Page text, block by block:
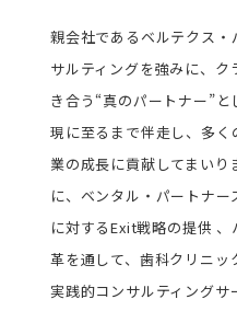
親会社であるベルテクス
サルティングを強みに、
き合う“真のパートナー”
現に至るまで伴走し、多
業の成長に貢献してまいり
に、ベンタル・パートナ
に対するExit戦略の提供
革を通して、歯科クリニッ
実践的コンサルティング